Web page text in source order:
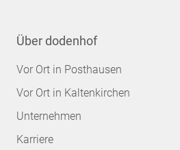
Über dodenhof
Vor Ort in Posthausen
Vor Ort in Kaltenkirchen
Unternehmen
Karriere